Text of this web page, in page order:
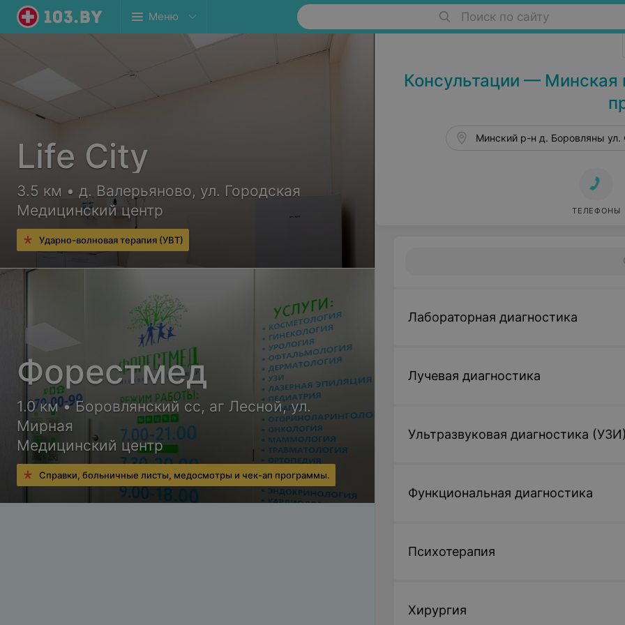
Меню Поиск по сайту
Больницы в Боровлянах
Консультации — Минская
Минский р-н д. Боровляны ул.
ТЕЛЕФОНЫ
Лабораторная диагностика
Лучевая диагностика
Ультразвуковая диагностика
Функциональная диагностика
Психотерапия
Хирургия
Life City
3.5 км • д. Валерьяново, ул. Городская
Медицинский центр
Ударно-волновая терапия (УВТ)
Форестмед
1.0 км • Боровлянский сс, аг Лесной, ул.
Мирная
Медицинский центр
Справки, больничные листы, медосмотры и чек-ап программы.